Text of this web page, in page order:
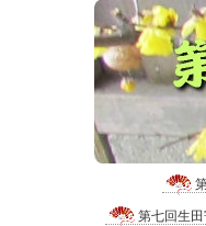
第七回生